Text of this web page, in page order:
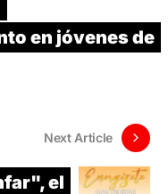
en jóvenes de
Next Article
el